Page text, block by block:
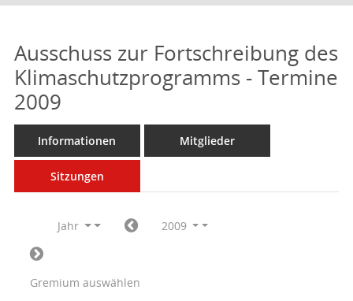
Ausschuss zur Fortschreibung des
Klimaschutzprogramms - Termine
2009
Informationen Mitglieder
Sitzungen
Jahr 2009
Gremium auswählen